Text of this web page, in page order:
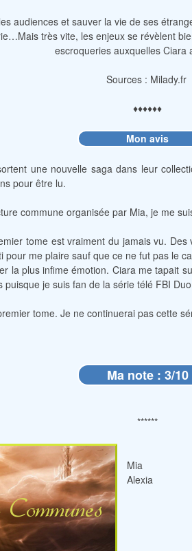
audiences et sauver la vie de ses
très vite, les enjeux se révèlent
escroqueries auxquelles Ciara
Sources : Milady.fr
♦♦♦♦♦♦
Mon avis
une nouvelle saga dans leur
pour être lu.
commune organisée par Mia, je me
tome est vraiment du jamais vu.
pour me plaire sauf que ce ne fut pas le
la plus infime émotion. Ciara me tapait
puisque je suis fan de la série télé FBI
tome. Je ne continuerai pas cette
Ma note : 3/10
******
Mia
Alexia